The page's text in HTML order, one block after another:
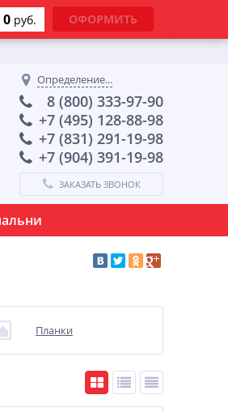
Определение...
8 (800) 333-97-90
+7 (495) 128-88-98
+7 (831) 291-19-98
+7 (904) 391-19-98
ЗАКАЗАТЬ ЗВОНОК
Планки
0 руб. ОФОРМИТЬ